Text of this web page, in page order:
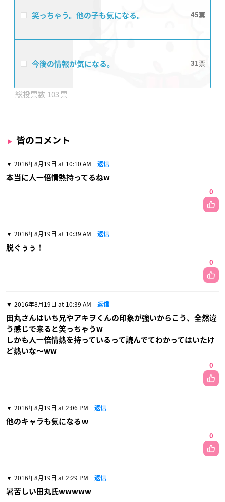
笑っちゃう。他の子も気になる。 45
今後の情報が気になる。 31
103
皆のコメント
2016年8月19日 at 10:10 AM 返信
本当に人一倍情熱持ってるねw
0
2016年8月19日 at 10:39 AM 返信
脱ぐぅぅ！
0
2016年8月19日 at 10:39 AM 返信
田丸さんはいち兄やアキヲくんの印象が強いからこう、全然違
う感じで来ると笑っちゃうw
しかも人一倍情熱を持っているって読んでてわかってはいたけ
ど熱いな〜ww
0
2016年8月19日 at 2:06 PM 返信
他のキャラも気になるｗ
0
2016年8月19日 at 2:29 PM 返信
暑苦しい田丸氏wwwww